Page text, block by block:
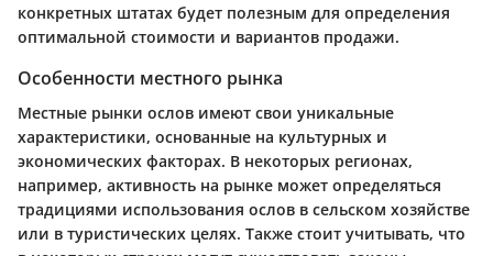
конкретных штатах будет полезным для определения
оптимальной стоимости и вариантов продажи.
Особенности местного рынка
Местные рынки ослов имеют свои уникальные
характеристики, основанные на культурных и
экономических факторах. В некоторых регионах,
например, активность на рынке может определяться
традициями использования ослов в сельском хозяйстве
или в туристических целях. Также стоит учитывать, что